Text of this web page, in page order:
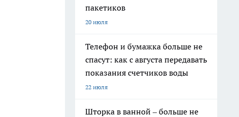
пакетиков
20 июля
Телефон и бумажка больше не
спасут: как с августа передавать
показания счетчиков воды
22 июля
Шторка в ванной – больше не